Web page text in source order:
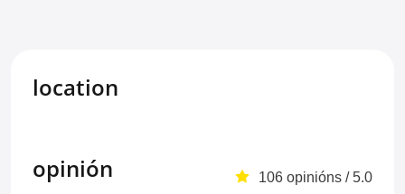
location
opinión 106 opinións / 5.0